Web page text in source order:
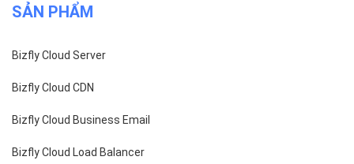
SẢN PHẨM
Bizfly Cloud Server
Bizfly Cloud CDN
Bizfly Cloud Business Email
Bizfly Cloud Load Balancer